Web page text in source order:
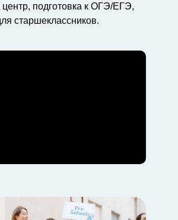
центр, подготовка к ОГЭ/ЕГЭ,
старшеклассников.